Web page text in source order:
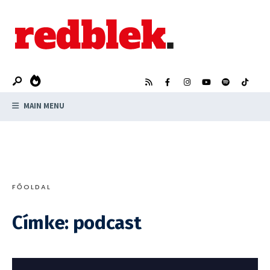
content
MAIN MENU
FŐOLDAL
Címke: podcast